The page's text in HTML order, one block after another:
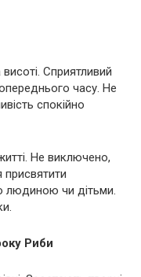
Сприятливий
часу. Не
спокійно
Не виключено,
людиною чи дітьми.
Риби